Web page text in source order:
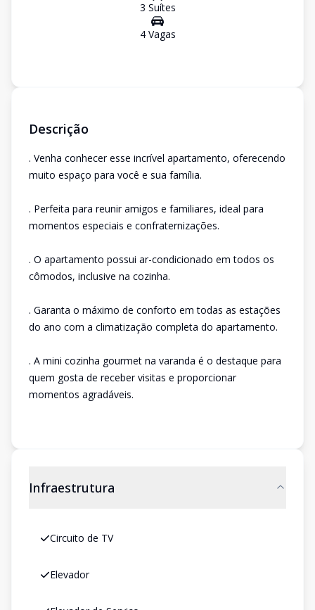
3 Suítes
4Vagas
Descrição
. Venha conhecer esse incrível apartamento, oferecendo
muito espaço para você e sua família.
. Perfeita para reunir amigos e familiares, ideal para
momentos especiais e confraternizações.
. O apartamento possui ar-condicionado em todos os
cômodos, inclusive na cozinha.
. Garanta o máximo de conforto em todas as estações
do ano com a climatização completa do apartamento.
. A mini cozinha gourmet na varanda é o destaque para
quem gosta de receber visitas e proporcionar
momentos agradáveis.
Infraestrutura
Circuito de TV
Elevador